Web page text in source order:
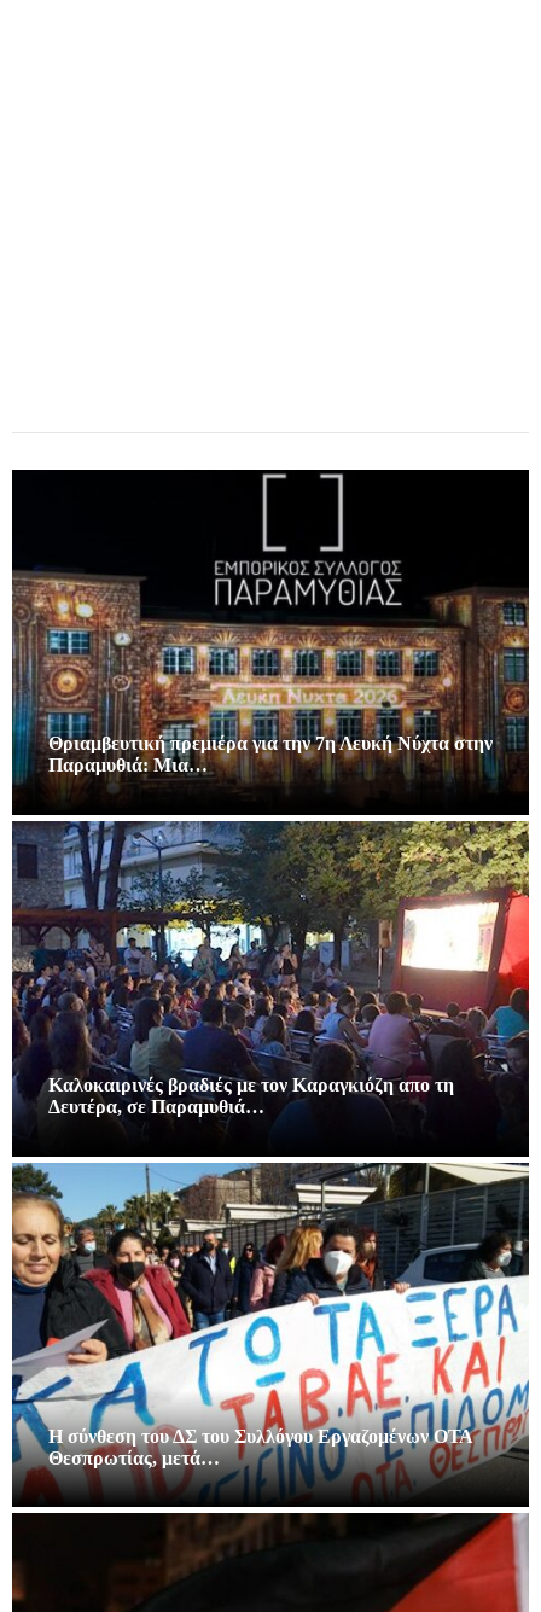
Θριαμβευτική πρεμιέρα για την 7η Λευκή Νύχτα στην
Παραμυθιά: Μια…
Καλοκαιρινές βραδιές με τον Καραγκιόζη απο τη
Δευτέρα, σε Παραμυθιά…
Η σύνθεση του ΔΣ του Συλλόγου Εργαζομένων ΟΤΑ
Θεσπρωτίας, μετά…